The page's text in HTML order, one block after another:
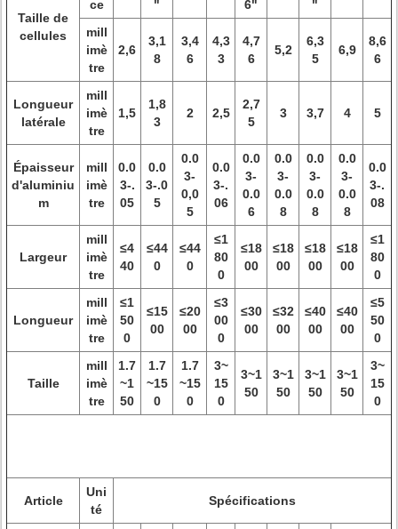
Taille de
cellules
ce " 6"
"
mill
imè
tre
2,6
3,1
8
3,4
6
4,3
3
4,7
6
5,2
6,3
5
6,9
8,6
6
Longueur
latérale
mill
imè
tre
1,5
1,8
3
2 2,5
2,7
5
3 3,7 4 5
Épaisseur
d'aluminiu
m
mill
imè
tre
0.0
3-.
05
0.0
3-.0
5
0.0
3-
0,0
5
0.0
3-.
06
0.0
3-
0.0
6
0.0
3-
0.0
8
0.0
3-
0.0
8
0.0
3-
0.0
8
0.0
3-.
08
Largeur
mill
imè
tre
≤4
40
≤44
0
≤44
0
≤1
80
0
≤18
00
≤18
00
≤18
00
≤18
00
≤1
80
0
Longueur
mill
imè
tre
≤1
50
0
≤15
00
≤20
00
≤3
00
0
≤30
00
≤32
00
≤40
00
≤40
00
≤5
50
0
Taille
mill
imè
tre
1.7
~1
50
1.7
~15
0
1.7
~15
0
3~
15
0
3~1
50
3~1
50
3~1
50
3~1
50
3~
15
0
Article
Uni
té
Spécifications